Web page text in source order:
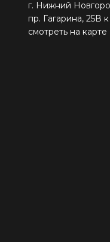
г. Нижний
пр. Гагарина, 25В к
смотреть на карте